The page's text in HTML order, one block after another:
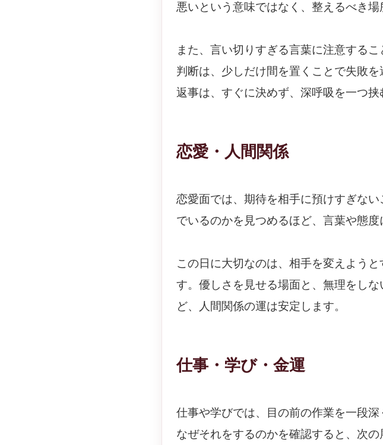
悪いという意味ではなく、整えるべき場
また、言い切りすぎる言葉に注意する
判断は、少しだけ間を置くことで失敗
返事は、すぐに決めず、深呼吸を一つ挟
恋愛・人間関係
恋愛面では、期待を相手に預けすぎな
でいるのかを見つめるほど、言葉や態度
この日に大切なのは、相手を変えよう
す。優しさを見せる場面と、無理をし
ど、人間関係の運は安定します。
仕事・学び・金運
仕事や学びでは、目の前の作業を一段
なぜそれをするのかを確認すると、次の